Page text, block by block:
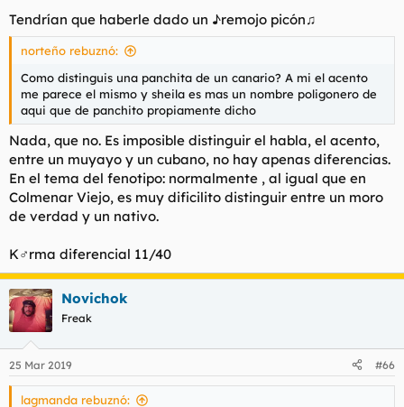
Tendrían que haberle dado un ♪remojo picón♫
norteño rebuznó:
Como distinguis una panchita de un canario? A mi el acento
me parece el mismo y sheila es mas un nombre poligonero de
aqui que de panchito propiamente dicho
Nada, que no. Es imposible distinguir el habla, el acento,
entre un muyayo y un cubano, no hay apenas diferencias.
En el tema del fenotipo: normalmente , al igual que en
Colmenar Viejo, es muy dificilito distinguir entre un moro
de verdad y un nativo.
K♂rma diferencial 11/40
Novichok
Freak
25 Mar 2019 #66
lagmanda rebuznó: